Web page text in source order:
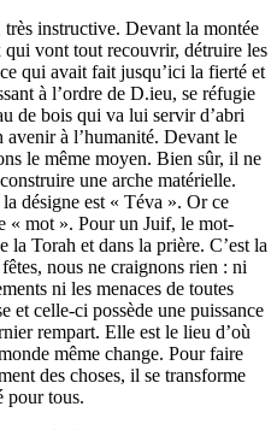
instructive. Devant la montée
qui vont tout recouvrir, détruire les
qui avait fait jusqu’ici la fierté et
à l’ordre de D.ieu, se réfugie
de bois qui va lui servir d’abri
avenir à l’humanité. Devant le
le même moyen. Bien sûr, il ne
une arche matérielle.
désigne est « Téva ». Or ce
« mot ». Pour un Juif, le mot-
la Torah et dans la prière. C’est la
nous ne craignons rien : ni
ni les menaces de toutes
et celle-ci possède une puissance
rempart. Elle est le lieu d’où
même change. Pour faire
des choses, il se transforme
pour tous.